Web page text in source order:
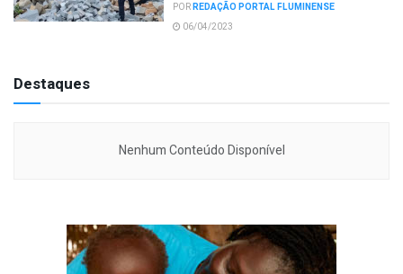
PORREDAÇÃO PORTAL FLUMINENSE
06/04/2023
Destaques
Nenhum Conteúdo Disponível